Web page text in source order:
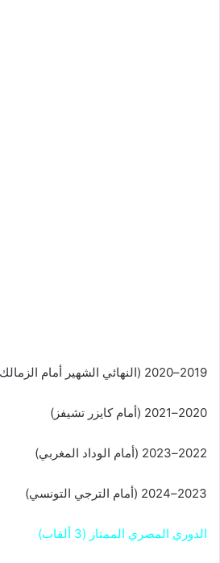
2019–2020 (النهائي الشهير أمام الزمالك)
2020–2021 (أمام كايزر تشيفز)
2022–2023 (أمام الوداد المغربي)
2023–2024 (أمام الترجي التونسي)
الدوري المصري الممتاز (3 ألقاب)